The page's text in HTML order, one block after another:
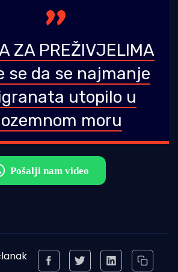
ZA PREŽIVJELIMA
se da se najmanje
utopilo u
moru